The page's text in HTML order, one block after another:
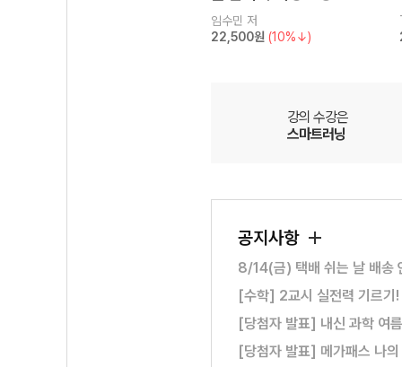
석서&EBS 수능완성 연
계 N제
임수민 저
22,500원 (10%↓)
강의 수강은
스마트러닝
공지사항
8/14(금) 택배 쉬는 날 배송
[수학] 2교시 실전력 기르기
[당첨자 발표] 내신 과학 여
[당첨자 발표] 메가패스 나